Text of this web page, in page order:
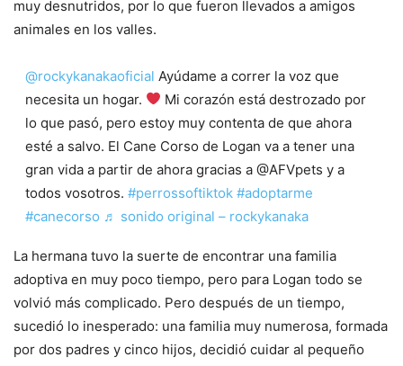
muy desnutridos, por lo que fueron llevados a amigos
animales en los valles.
@rockykanakaoficial Ayúdame a correr la voz que
necesita un hogar.
Mi corazón está destrozado por
lo que pasó, pero estoy muy contenta de que ahora
esté a salvo. El Cane Corso de Logan va a tener una
gran vida a partir de ahora gracias a @AFVpets y a
todos vosotros. #perrossoftiktok #adoptarme
#canecorso ♬ sonido original – rockykanaka
La hermana tuvo la suerte de encontrar una familia
adoptiva en muy poco tiempo, pero para Logan todo se
volvió más complicado. Pero después de un tiempo,
sucedió lo inesperado: una familia muy numerosa, formada
por dos padres y cinco hijos, decidió cuidar al pequeño